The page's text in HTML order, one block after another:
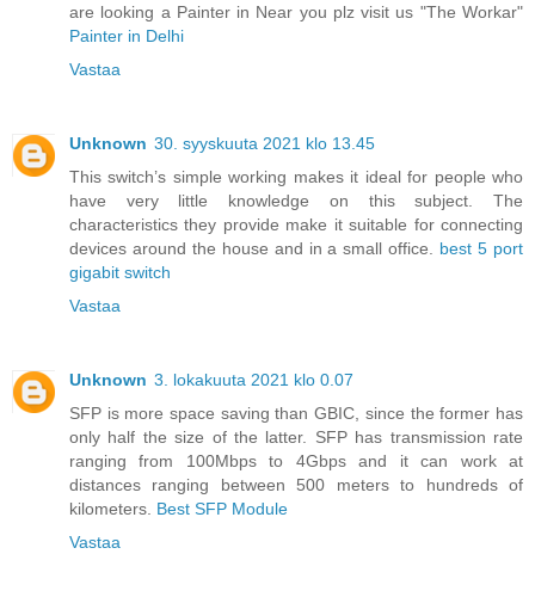
are looking a Painter in Near you plz visit us "The Workar"
Painter in Delhi
Vastaa
Unknown 30. syyskuuta 2021 klo 13.45
This switch’s simple working makes it ideal for people who
have very little knowledge on this subject. The
characteristics they provide make it suitable for connecting
devices around the house and in a small office. best 5 port
gigabit switch
Vastaa
Unknown 3. lokakuuta 2021 klo 0.07
SFP is more space saving than GBIC, since the former has
only half the size of the latter. SFP has transmission rate
ranging from 100Mbps to 4Gbps and it can work at
distances ranging between 500 meters to hundreds of
kilometers. Best SFP Module
Vastaa